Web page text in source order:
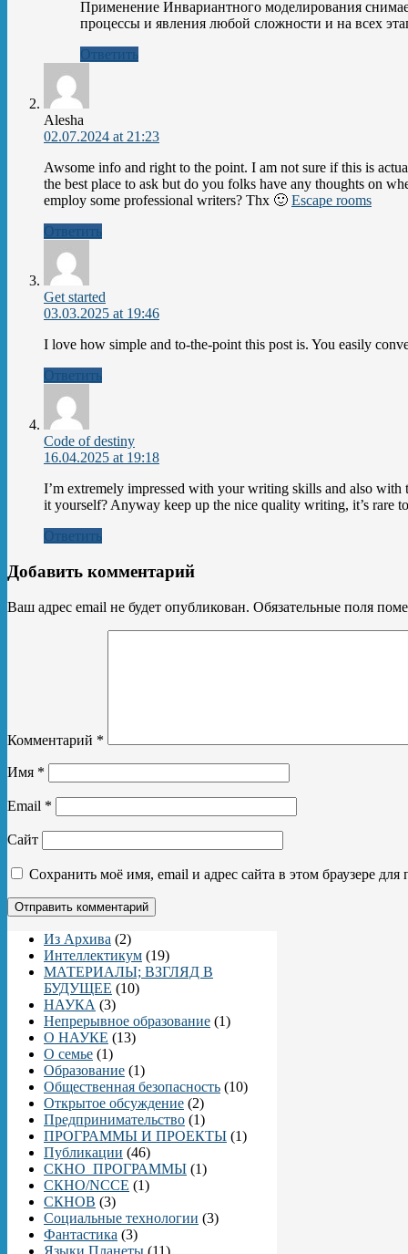
Применение Инвариантного моделирования
процессы и явления любой сложности и на всех
Ответить
Alesha
02.07.2024 at 21:23
Awsome info and right to the point. I am not sure if this is
the best place to ask but do you folks have any thoughts on
employ some professional writers? Thx 🙂 Escape rooms
Ответить
Get started
03.03.2025 at 19:46
I love how simple and to-the-point this post is. You easily
Ответить
Code of destiny
16.04.2025 at 19:18
I’m extremely impressed with your writing skills and also
it yourself? Anyway keep up the nice quality writing, it’s rare
Ответить
Добавить комментарий
Ваш адрес email не будет опубликован. Обязательные поля
Комментарий *
Имя *
Email *
Сайт
Сохранить моё имя, email и адрес сайта в этом браузере
Из Архива (2)
Интеллектикум (19)
МАТЕРИАЛЫ; ВЗГЛЯД В
БУДУЩЕЕ (10)
НАУКА (3)
Непрерывное образование (1)
О НАУКЕ (13)
О семье (1)
Образование (1)
Общественная безопасность (10)
Открытое обсуждение (2)
Предпринимательство (1)
ПРОГРАММЫ И ПРОЕКТЫ (1)
Публикации (46)
СКНО_ПРОГРАММЫ (1)
СКНО/NCCE (1)
СКНОВ (3)
Социальные технологии (3)
Фантастика (3)
Языки Планеты (11)